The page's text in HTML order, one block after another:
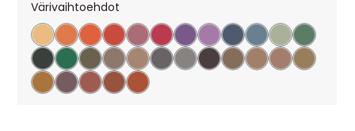
Värivaihtoehdot